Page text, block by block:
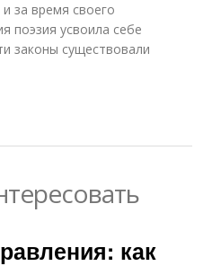
за время своего
поэзия усвоила себе
законы существовали
как